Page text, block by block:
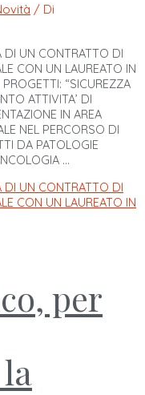
/ Di
DI UN CONTRATTO DI
CON UN LAUREATO IN
“SICUREZZA
ATTIVITA’ DI
IN AREA
NEL PERCORSO DI
DA PATOLOGIE
…
DI UN CONTRATTO DI
CON UN LAUREATO IN
per